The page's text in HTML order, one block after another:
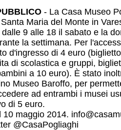
- La Casa Museo
Maria del Monte in
9 alle 18 il sabato e la
la settimana. Per
d'ingresso di 4 euro
di scolastica e gruppi,
a 10 euro). È stato
Museo Baroffo, per
ad entrambi i musei
di 5 euro.
10 maggio 2014.
@CasaPogliaghi